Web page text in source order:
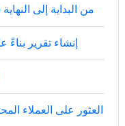
نسخة تجريبية من BuiltWith Pro من البداية إلى النهاية
إنشاء تقرير بناءً
العثور على العملاء